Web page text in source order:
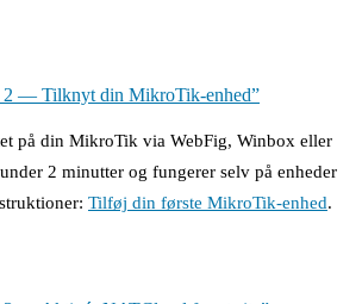
2 — Tilknyt din MikroTik-enhed”
på din MikroTik via WebFig, Winbox eller
2 minutter og fungerer selv på enheder
Tilføj din første MikroTik-enhed.